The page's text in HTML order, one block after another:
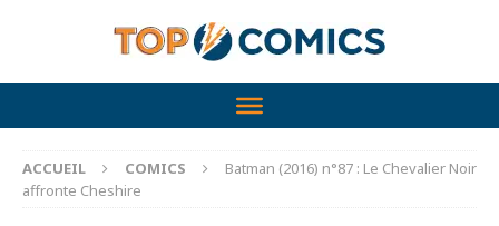
ACCUEIL COMICS
Batman (2016) n°87 : Le Chevalier Noir
affronte Cheshire